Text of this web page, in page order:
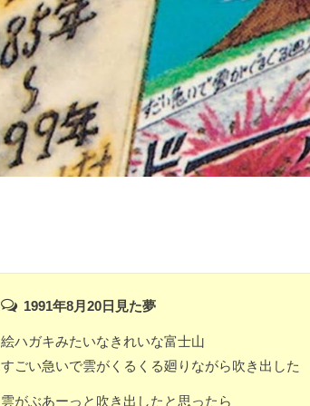
1991年8月20日見た夢
絵ハガキみたいなきれいな富士山
すごい急いで雲がくるくる廻りながら吹き出した
雲がぶあーっと吹き出したと思ったら